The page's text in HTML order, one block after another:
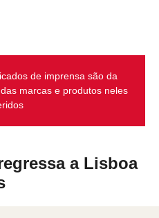
de imprensa são da
marcas e produtos neles
a Lisboa